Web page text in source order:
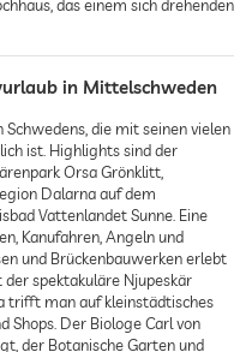
das einem sich drehenden
in Mittelschweden
die mit seinen vielen
ist. Highlights sind der
Orsa Grönklitt,
Dalarna auf dem
Vattenlandet Sunne. Eine
Kanufahren, Angeln und
und Brückenbauwerken erlebt
spektakuläre Njupeskär
trifft man auf kleinstädtisches
Shops. Der Biologe Carl von
der Botanische Garten und